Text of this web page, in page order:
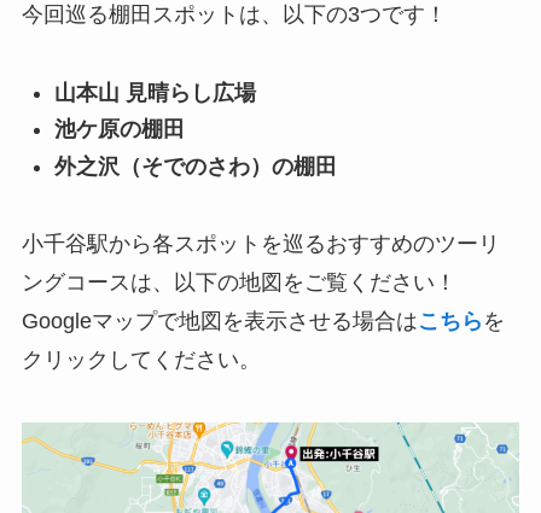
今回巡る棚田スポットは、以下の3つです！
山本山 見晴らし広場
池ケ原の棚田
外之沢（そでのさわ）の棚田
小千谷駅から各スポットを巡るおすすめのツーリ
ングコースは、以下の地図をご覧ください！
Googleマップで地図を表示させる場合はこちら を
クリックしてください。